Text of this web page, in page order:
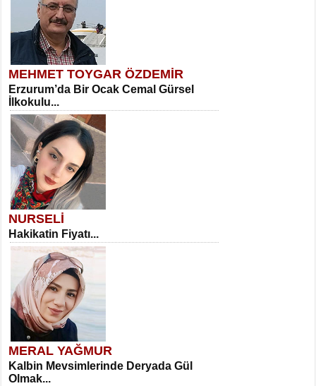
MEHMET TOYGAR ÖZDEMİR
Erzurum’da Bir Ocak Cemal Gürsel
İlkokulu...
NURSELİ
Hakikatin Fiyatı...
MERAL YAĞMUR
Kalbin Mevsimlerinde Deryada Gül
Olmak...